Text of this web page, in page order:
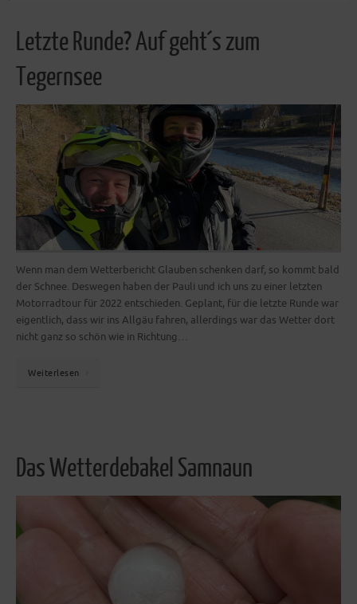
Letzte Runde? Auf geht´s zum
Tegernsee
Wenn man dem Wetterbericht Glauben schenken darf, so kommt bald
der Schnee. Deswegen haben der Pauli und ich uns zu einer letzten
Motorradtour für 2022 entschieden. Geplant, für die letzte Runde war
eigentlich, dass wir ins Allgäu fahren, allerdings war das Wetter dort
nicht ganz so schön wie in Richtung…
Weiterlesen
Das Wetterdebakel Samnaun